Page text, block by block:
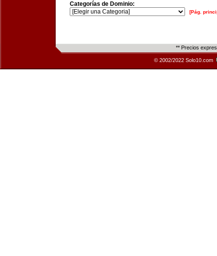
Categorías de Dominio:
[Pág.
** Precios
© 2002/2022 Solo10.com